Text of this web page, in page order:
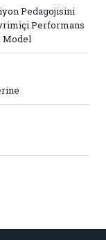
Pedagojisini
Performans
Model